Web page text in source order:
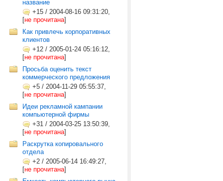
название
+15 / 2004-08-16 09:31:20,
[не прочитана]
Как привлечь корпоративных
клиентов
+12 / 2005-01-24 05:16:12,
[не прочитана]
Просьба оценить текст
коммерческого предложения
+5 / 2004-11-29 05:55:37,
[не прочитана]
Идеи рекламной кампании
компьютерной фирмы
+31 / 2004-03-25 13:50:39,
[не прочитана]
Раскрутка копировального
отдела
+2 / 2005-06-14 16:49:27,
[не прочитана]